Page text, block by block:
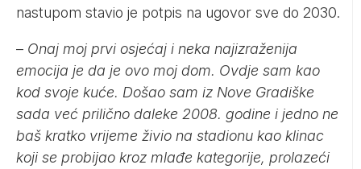
nastupom stavio je potpis na ugovor sve do 2030.
– Onaj moj prvi osjećaj i neka najizraženija
emocija je da je ovo moj dom. Ovdje sam kao
kod svoje kuće. Došao sam iz Nove Gradiške
sada već prilično daleke 2008. godine i jedno ne
baš kratko vrijeme živio na stadionu kao klinac
koji se probijao kroz mlađe kategorije, prolazeći